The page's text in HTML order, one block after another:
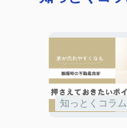
知っとくコラム